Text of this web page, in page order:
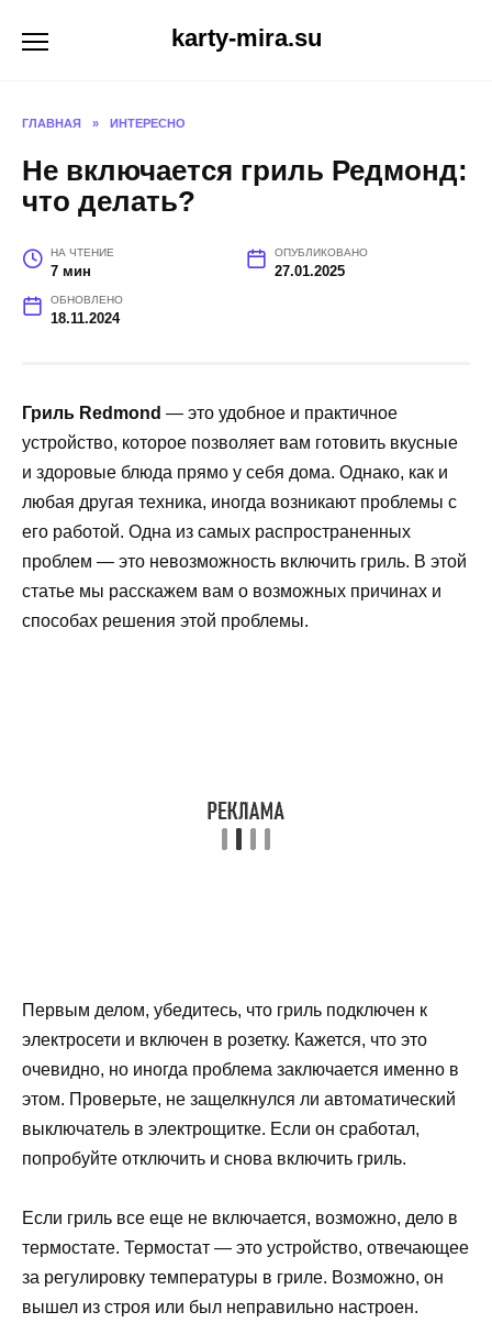
karty-mira.su
ГЛАВНАЯ » ИНТЕРЕСНО
Не включается гриль Редмонд:
что делать?
НА ЧТЕНИЕ
7 мин
ОПУБЛИКОВАНО
27.01.2025
ОБНОВЛЕНО
18.11.2024
Гриль Redmond — это удобное и практичное
устройство, которое позволяет вам готовить вкусные
и здоровые блюда прямо у себя дома. Однако, как и
любая другая техника, иногда возникают проблемы с
его работой. Одна из самых распространенных
проблем — это невозможность включить гриль. В этой
статье мы расскажем вам о возможных причинах и
способах решения этой проблемы.
Первым делом, убедитесь, что гриль подключен к
электросети и включен в розетку. Кажется, что это
очевидно, но иногда проблема заключается именно в
этом. Проверьте, не защелкнулся ли автоматический
выключатель в электрощитке. Если он сработал,
попробуйте отключить и снова включить гриль.
Если гриль все еще не включается, возможно, дело в
термостате. Термостат — это устройство, отвечающее
за регулировку температуры в гриле. Возможно, он
вышел из строя или был неправильно настроен.